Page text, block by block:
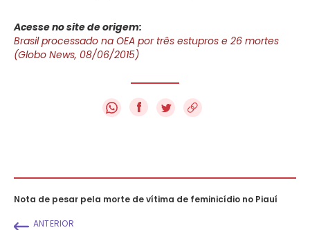
Acesse no site de origem:
Brasil processado na OEA por três estupros e 26 mortes
(Globo News, 08/06/2015)
f
Nota de pesar pela morte de vítima de feminicídio no Piauí
ANTERIOR